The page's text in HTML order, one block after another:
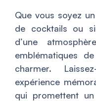
Que vous soyez
de cocktails ou
d’une
emblématiques de
charmer.
expérience
qui promettent